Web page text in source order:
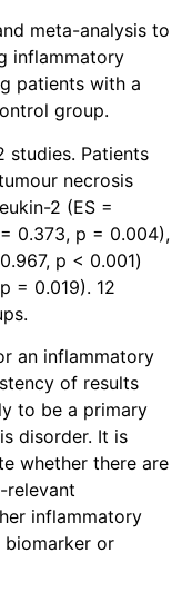
meta-analysis to
inflammatory
patients with a
group.
studies. Patients
necrosis
2 (ES =
0.373, p = 0.004),
p < 0.001)
= 0.019). 12
an inflammatory
of results
to be a primary
disorder. It is
whether there are
relevant
inflammatory
or